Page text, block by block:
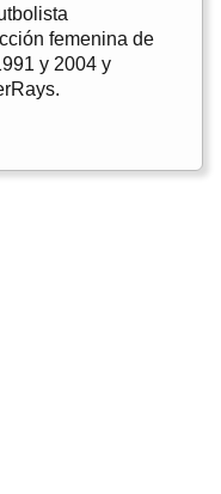
femenina de
y 2004 y